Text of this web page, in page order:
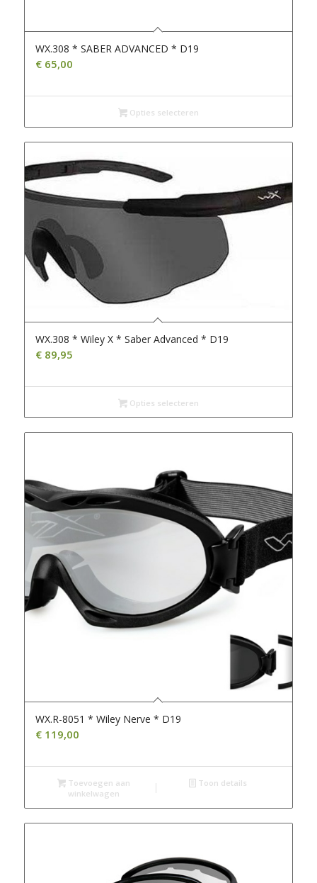
WX.308 * SABER ADVANCED * D19
€65,00
Opties selecteren
WX.308 * Wiley X * Saber Advanced * D19
€89,95
Opties selecteren
WX.R-8051 * Wiley Nerve * D19
€119,00
Toevoegen aan
winkelwagen
Toon details